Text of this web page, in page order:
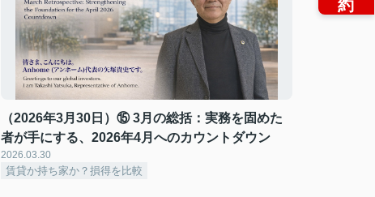
（2026年3月30日）⑮ 3月の総括：実務を固めた
者が手にする、2026年4月へのカウントダウン
2026.03.30
賃貸か持ち家か？損得を比較